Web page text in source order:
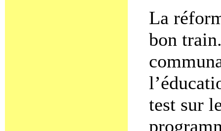
La
bon
test sur